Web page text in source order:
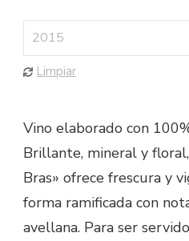
Limpiar
Vino elaborado con
Brillante, mineral y
Bras» ofrece frescura y
forma ramificada con
avellana. Para ser